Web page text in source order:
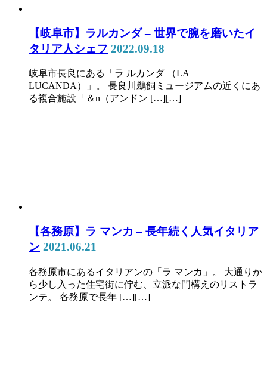
【岐阜市】ラルカンダ – 世界で腕を磨いたイ
タリア人シェフ 2022.09.18
岐阜市長良にある「ラ ルカンダ （LA
LUCANDA）」。 長良川鵜飼ミュージアムの近くにあ
る複合施設「＆n（アンドン […][…]
【各務原】ラ マンカ – 長年続く人気イタリア
ン 2021.06.21
各務原市にあるイタリアンの「ラ マンカ」。 大通りか
ら少し入った住宅街に佇む、立派な門構えのリストラ
ンテ。 各務原で長年 […][…]